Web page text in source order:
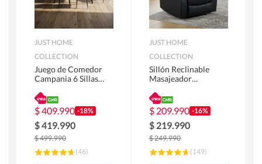
JUST HOME
COLLECTION
Juego de Comedor
Campania 6 Sillas
180 x 90 x 76 cm
Café
$409.990 -18%
$419.990
$499.990
(46)
JUST HOME
COLLECTION
Sillón Reclinable
Masajeador
Atlanta 91x101x94
cm Negro
$ 209.990 -16%
$ 219.990
$249.990
(149)